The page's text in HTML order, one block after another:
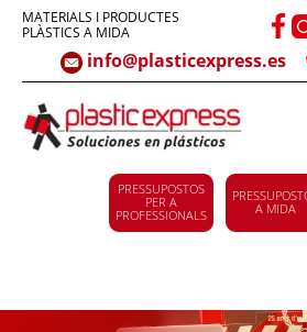
MATERIALS I PRODUCTES
PLÀSTICS A MIDA
info@plasticexpress.es
PRESSUPOSTOS
PER A
PROFESSIONALS
A MIDA